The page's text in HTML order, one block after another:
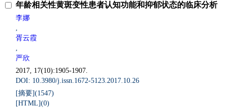
年龄相关性黄斑变性患者认知功能和抑郁状态的临床分析
李娜
,
胥云霞
,
严欣
2017, 17(10):1905-1907.
DOI: 10.3980/j.issn.1672-5123.2017.10.26
[摘要](1547)
[HTML](0)